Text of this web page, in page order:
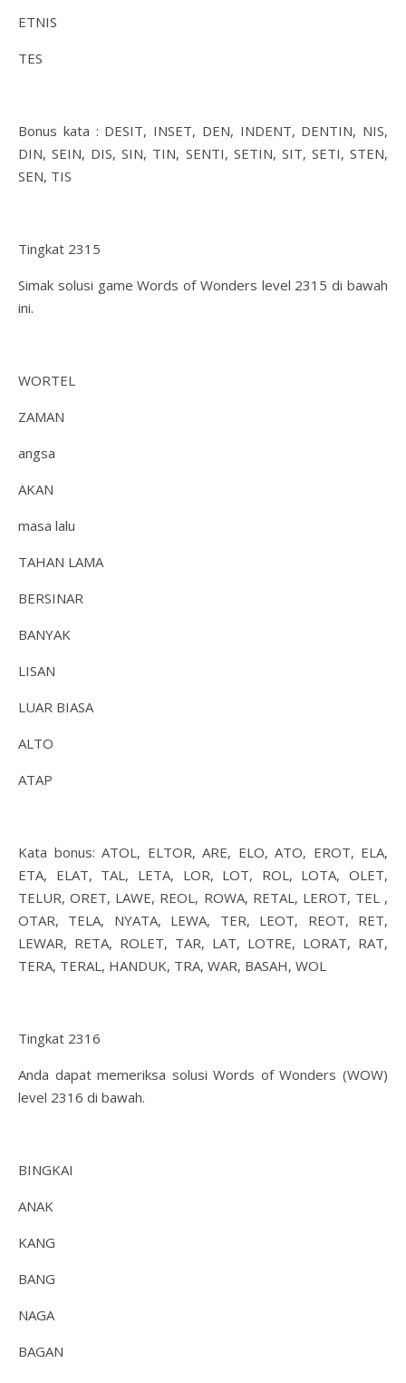
ETNIS
TES
Bonus kata : DESIT, INSET, DEN, INDENT, DENTIN, NIS,
DIN, SEIN, DIS, SIN, TIN, SENTI, SETIN, SIT, SETI, STEN,
SEN, TIS
Tingkat 2315
Simak solusi game Words of Wonders level 2315 di bawah
ini.
WORTEL
ZAMAN
angsa
AKAN
masa lalu
TAHAN LAMA
BERSINAR
BANYAK
LISAN
LUAR BIASA
ALTO
ATAP
Kata bonus: ATOL, ELTOR, ARE, ELO, ATO, EROT, ELA,
ETA, ELAT, TAL, LETA, LOR, LOT, ROL, LOTA, OLET,
TELUR, ORET, LAWE, REOL, ROWA, RETAL, LEROT, TEL ,
OTAR, TELA, NYATA, LEWA, TER, LEOT, REOT, RET,
LEWAR, RETA, ROLET, TAR, LAT, LOTRE, LORAT, RAT,
TERA, TERAL, HANDUK, TRA, WAR, BASAH, WOL
Tingkat 2316
Anda dapat memeriksa solusi Words of Wonders (WOW)
level 2316 di bawah.
BINGKAI
ANAK
KANG
BANG
NAGA
BAGAN